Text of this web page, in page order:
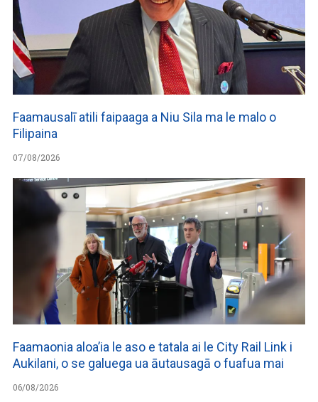
Faamausalī atili faipaaga a Niu Sila ma le malo o
Filipaina
07/08/2026
Faamaonia aloa’ia le aso e tatala ai le City Rail Link i
Aukilani, o se galuega ua āutausagā o fuafua mai
06/08/2026